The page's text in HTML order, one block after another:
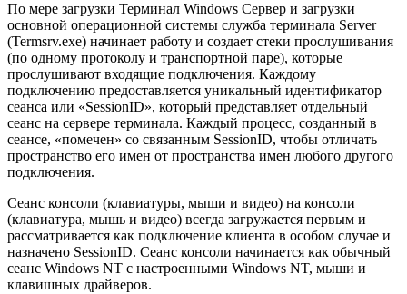
По мере загрузки Терминал Windows Сервер и загрузки
основной операционной системы служба терминала Server
(Termsrv.exe) начинает работу и создает стеки прослушивания
(по одному протоколу и транспортной паре), которые
прослушивают входящие подключения. Каждому
подключению предоставляется уникальный идентификатор
сеанса или «SessionID», который представляет отдельный
сеанс на сервере терминала. Каждый процесс, созданный в
сеансе, «помечен» со связанным SessionID, чтобы отличать
пространство его имен от пространства имен любого другого
подключения.
Сеанс консоли (клавиатуры, мыши и видео) на консоли
(клавиатура, мышь и видео) всегда загружается первым и
рассматривается как подключение клиента в особом случае и
назначено SessionID. Сеанс консоли начинается как обычный
сеанс Windows NT с настроенными Windows NT, мыши и
клавишных драйверов.